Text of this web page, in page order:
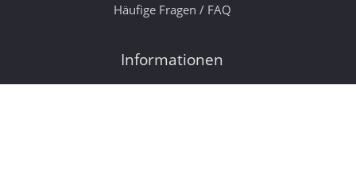
Häufige Fragen / FAQ
Informationen